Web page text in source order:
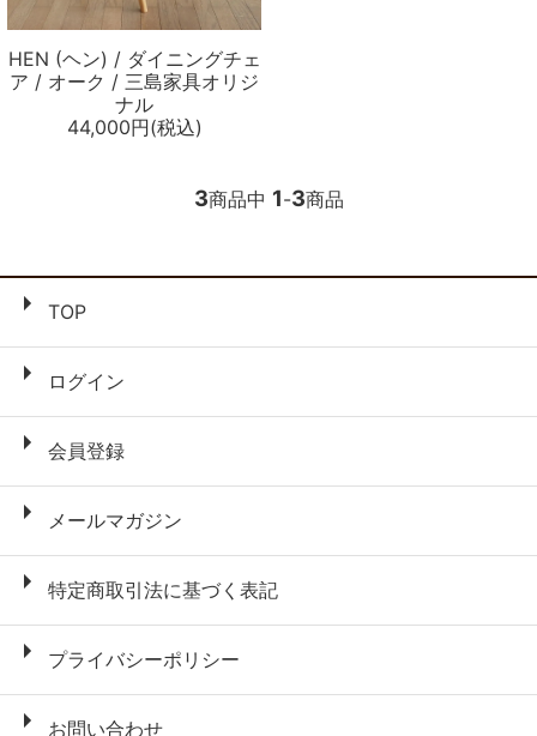
HEN (ヘン) / ダイニングチェ
ア / オーク / 三島家具オリジ
ナル
44,000円(税込)
3商品中 1-3商品
TOP
ログイン
会員登録
メールマガジン
特定商取引法に基づく表記
プライバシーポリシー
お問い合わせ